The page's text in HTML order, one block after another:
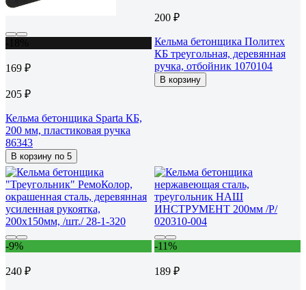
169 ₽
205 ₽
Кельма бетонщика Sparta КБ,
200 мм, пластиковая ручка
86343
В корзину по 5
200 ₽
Кельма бетонщика Политех
КБ треугольная, деревянная
ручка, отбойник 1070104
В корзину
-9%
240 ₽
-11%
189 ₽